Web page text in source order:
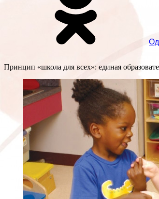
Принцип «школа для всех»: единая